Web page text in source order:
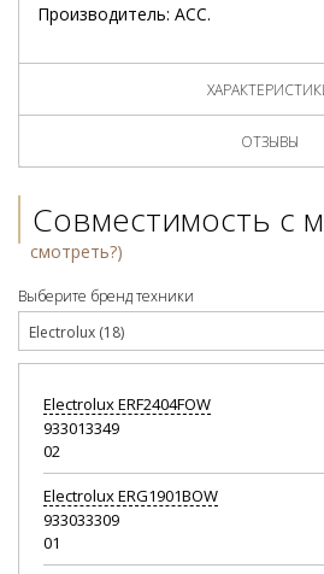
Производитель: ACC.
ОТЗЫВЫ
Совместимость с
смотреть?)
Выберите бренд техники
Electrolux (18)
ElectroluxERF2404FOW
933013349
02
ElectroluxERG1901BOW
933033309
01